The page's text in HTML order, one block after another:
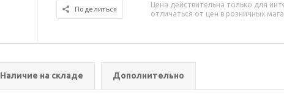
Поделиться
Цена действительна только для
отличаться от цен в розничных
Наличие на складе Дополнительно